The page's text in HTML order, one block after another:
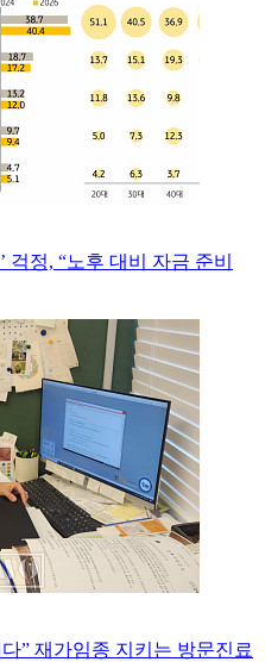
걱정, “노후 대비 자금 준비
” 재가임종 지키는 방문진료